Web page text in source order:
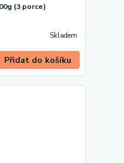
(3 porce)
Skladem
Přidat do košíku